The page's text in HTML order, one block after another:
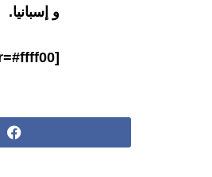
و إسبانيا.
[color=#ffff00]عن لوسيت انفو [/color]